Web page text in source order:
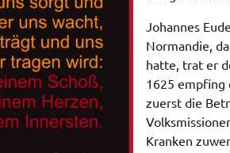
Johannes
Normandie,
hatte, trat er
1625 empfing
zuerst die
Kranken